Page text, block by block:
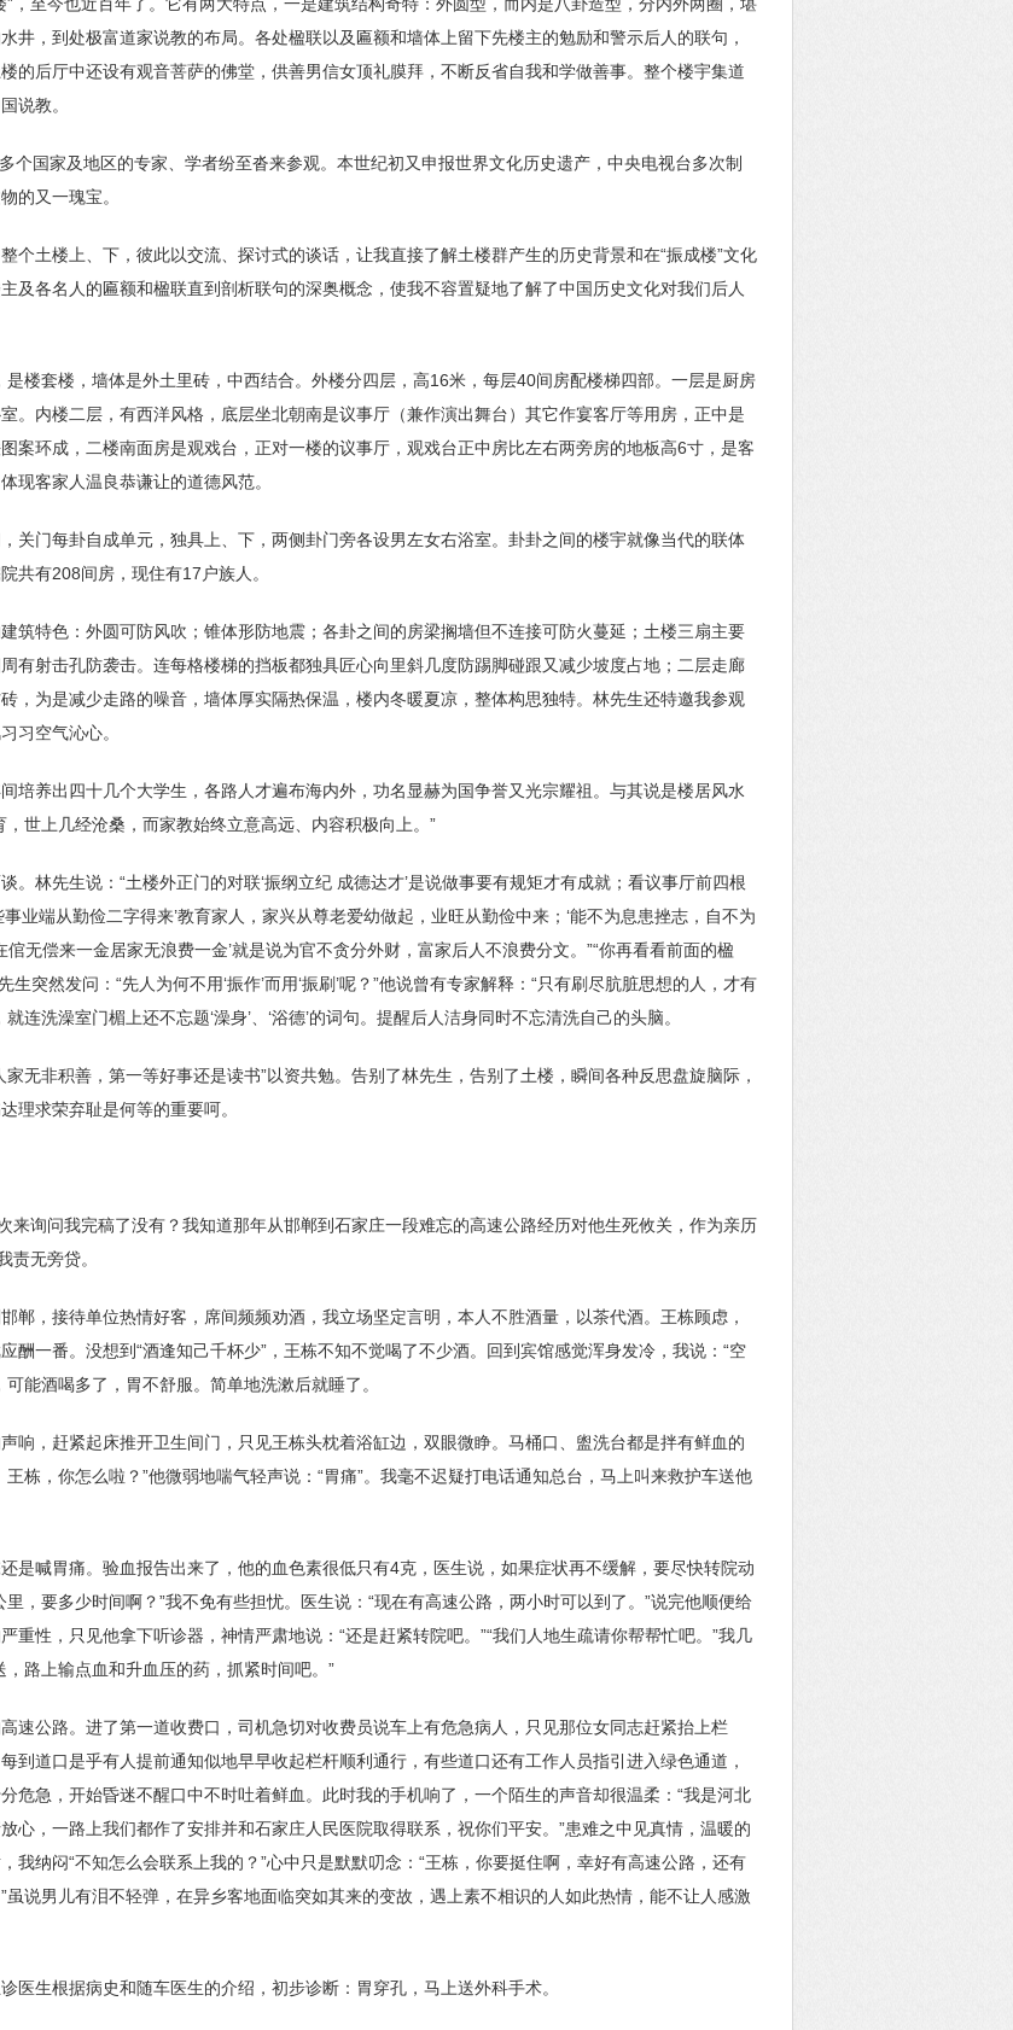
井，到处极富道家说教的布局。各处楹联以及匾额和墙体上留下先楼主的勉励和警示后人的联句，
的后厅中还设有观音菩萨的佛堂，供善男信女顶礼膜拜，不断反省自我和学做善事。整个楼宇集道
说教。
个国家及地区的专家、学者纷至沓来参观。本世纪初又申报世界文化历史遗产，中央电视台多次制
的又一瑰宝。
个土楼上、下，彼此以交流、探讨式的谈话，让我直接了解土楼群产生的历史背景和在“振成楼”文化
及各名人的匾额和楹联直到剖析联句的深奥概念，使我不容置疑地了解了中国历史文化对我们后人
楼套楼，墙体是外土里砖，中西结合。外楼分四层，高16米，每层40间房配楼梯四部。一层是厨房
。内楼二层，有西洋风格，底层坐北朝南是议事厅（兼作演出舞台）其它作宴客厅等用房，正中是
案环成，二楼南面房是观戏台，正对一楼的议事厅，观戏台正中房比左右两旁房的地板高6寸，是客
现客家人温良恭谦让的道德风范。
关门每卦自成单元，独具上、下，两侧卦门旁各设男左女右浴室。卦卦之间的楼宇就像当代的联体
共有208间房，现住有17户族人。
筑特色：外圆可防风吹；锥体形防地震；各卦之间的房梁搁墙但不连接可防火蔓延；土楼三扇主要
有射击孔防袭击。连每格楼梯的挡板都独具匠心向里斜几度防踢脚碰跟又减少坡度占地；二层走廊
，为是减少走路的噪音，墙体厚实隔热保温，楼内冬暖夏凉，整体构思独特。林先生还特邀我参观
习空气沁心。
培养出四十几个大学生，各路人才遍布海内外，功名显赫为国争誉又光宗耀祖。与其说是楼居风水
世上几经沧桑，而家教始终立意高远、内容积极向上。”
。林先生说：“土楼外正门的对联‘振纲立纪 成德达才’是说做事要有规矩才有成就；看议事厅前四根
业端从勤俭二字得来’教育家人，家兴从尊老爱幼做起，业旺从勤俭中来；‘能不为息患挫志，自不为
无偿来一金居家无浪费一金’就是说为官不贪分外财，富家后人不浪费分文。”“你再看看前面的楹
生突然发问：“先人为何不用‘振作’而用‘振刷’呢？”他说曾有专家解释：“只有刷尽肮脏思想的人，才有
连洗澡室门楣上还不忘题‘澡身’、‘浴德’的词句。提醒后人洁身同时不忘清洗自己的头脑。
无非积善，第一等好事还是读书”以资共勉。告别了林先生，告别了土楼，瞬间各种反思盘旋脑际，
理求荣弃耻是何等的重要呵。
来询问我完稿了没有？我知道那年从邯郸到石家庄一段难忘的高速公路经历对他生死攸关，作为亲历
责无旁贷。
郸，接待单位热情好客，席间频频劝酒，我立场坚定言明，本人不胜酒量，以茶代酒。王栋顾虑，
酬一番。没想到“酒逢知己千杯少”，王栋不知不觉喝了不少酒。回到宾馆感觉浑身发冷，我说：“空
能酒喝多了，胃不舒服。简单地洗漱后就睡了。
响，赶紧起床推开卫生间门，只见王栋头枕着浴缸边，双眼微睁。马桶口、盥洗台都是拌有鲜血的
栋，你怎么啦？”他微弱地喘气轻声说：“胃痛”。我毫不迟疑打电话通知总台，马上叫来救护车送他
是喊胃痛。验血报告出来了，他的血色素很低只有4克，医生说，如果症状再不缓解，要尽快转院动
，要多少时间啊？”我不免有些担忧。医生说：“现在有高速公路，两小时可以到了。”说完他顺便给
重性，只见他拿下听诊器，神情严肃地说：“还是赶紧转院吧。”“我们人地生疏请你帮帮忙吧。”我几
路上输点血和升血压的药，抓紧时间吧。”
速公路。进了第一道收费口，司机急切对收费员说车上有危急病人，只见那位女同志赶紧抬上栏
到道口是乎有人提前通知似地早早收起栏杆顺利通行，有些道口还有工作人员指引进入绿色通道，
危急，开始昏迷不醒口中不时吐着鲜血。此时我的手机响了，一个陌生的声音却很温柔：“我是河北
心，一路上我们都作了安排并和石家庄人民医院取得联系，祝你们平安。”患难之中见真情，温暖的
我纳闷“不知怎么会联系上我的？”心中只是默默叨念：“王栋，你要挺住啊，幸好有高速公路，还有
说男儿有泪不轻弹，在异乡客地面临突如其来的变故，遇上素不相识的人如此热情，能不让人感激
医生根据病史和随车医生的介绍，初步诊断：胃穿孔，马上送外科手术。